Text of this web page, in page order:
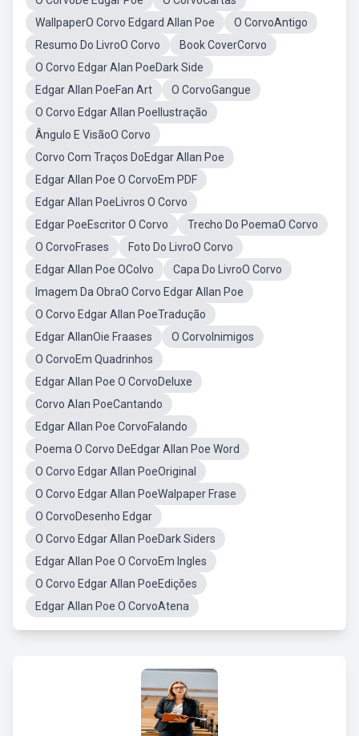
WallpaperO Corvo Edgard Allan Poe
O CorvoAntigo
Resumo Do LivroO Corvo
Book CoverCorvo
O Corvo Edgar Alan PoeDark Side
Edgar Allan PoeFan Art
O CorvoGangue
O Corvo Edgar Allan PoeIlustração
Ângulo E VisãoO Corvo
Corvo Com Traços DoEdgar Allan Poe
Edgar Allan Poe O CorvoEm PDF
Edgar Allan PoeLivros O Corvo
Edgar PoeEscritor O Corvo
Trecho Do PoemaO Corvo
O CorvoFrases
Foto Do LivroO Corvo
Edgar Allan Poe OColvo
Capa Do LivroO Corvo
Imagem Da ObraO Corvo Edgar Allan Poe
O Corvo Edgar Allan PoeTradução
Edgar AllanOie Fraases
O CorvoInimigos
O CorvoEm Quadrinhos
Edgar Allan Poe O CorvoDeluxe
Corvo Alan PoeCantando
Edgar Allan Poe CorvoFalando
Poema O Corvo DeEdgar Allan Poe Word
O Corvo Edgar Allan PoeOriginal
O Corvo Edgar Allan PoeWalpaper Frase
O CorvoDesenho Edgar
O Corvo Edgar Allan PoeDark Siders
Edgar Allan Poe O CorvoEm Ingles
O Corvo Edgar Allan PoeEdições
Edgar Allan Poe O CorvoAtena